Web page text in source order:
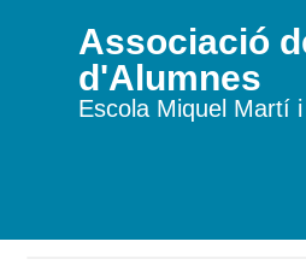
Associació
d'Alumnes
Escola Miquel Martí i